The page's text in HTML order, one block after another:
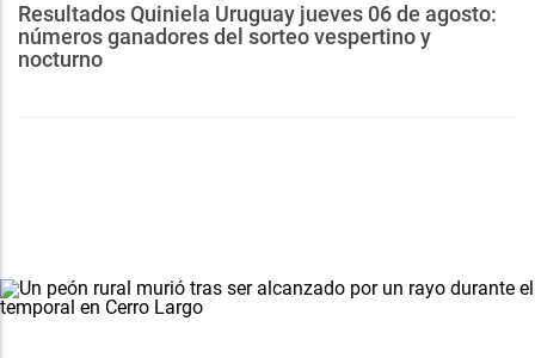
Resultados Quiniela Uruguay jueves 06 de agosto:
números ganadores del sorteo vespertino y
nocturno